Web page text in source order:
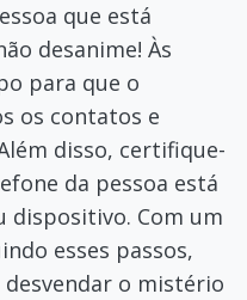
que está
desanime! Às
para que o
os contatos e
disso, certifique-
da pessoa está
dispositivo. Com um
esses passos,
o mistério